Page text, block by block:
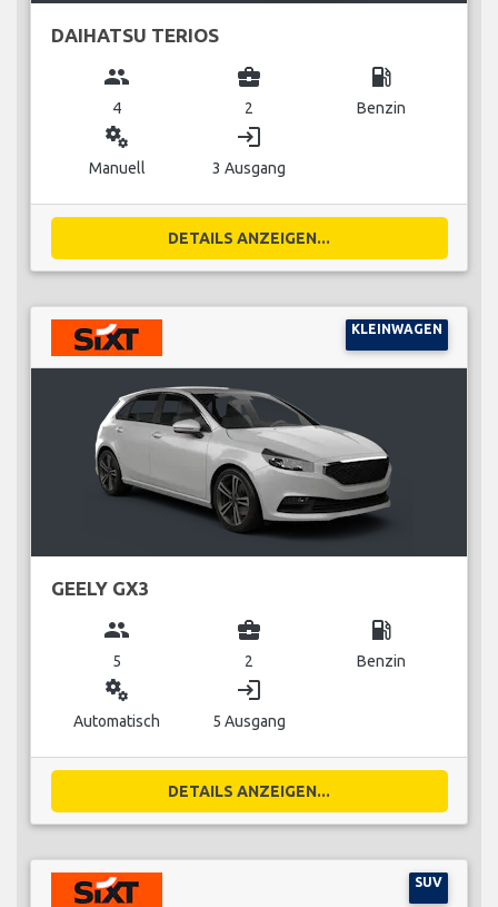
DAIHATSU TERIOS
group
4
business_center
2
local_gas_station
Benzin
miscellaneous_services
Manuell
login
3 Ausgang
DETAILS ANZEIGEN...
KLEINWAGEN
GEELY GX3
group
5
business_center
2
local_gas_station
Benzin
miscellaneous_services
Automatisch
login
5 Ausgang
DETAILS ANZEIGEN...
SUV